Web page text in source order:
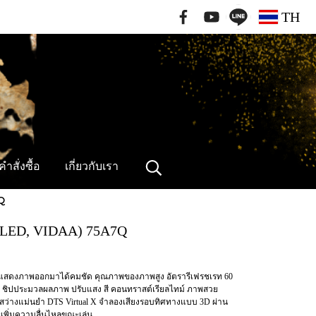
TH
ำสั่งซื้อ เกี่ยวกับเรา
VIDAA) 75A7Q
ดงภาพออกมาได้คมชัด คุณภาพของภาพสูง อัตรารีเฟรชเรท 60
ชิปประมวลผลภาพ ปรับแสง สี คอนทราสต์เรียลไทม์ ภาพสวย
งแม่นยำ DTS Virtual X จำลองเสียงรอบทิศทางแบบ 3D ผ่าน